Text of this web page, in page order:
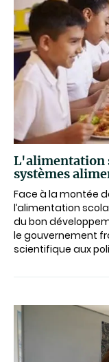
L'alimentation
systèmes
Face à la montée
l’alimentation
du bon
le gouvernement
scientifique aux